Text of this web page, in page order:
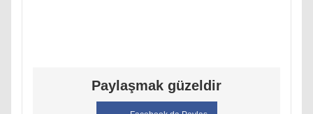
Paylaşmak güzeldir